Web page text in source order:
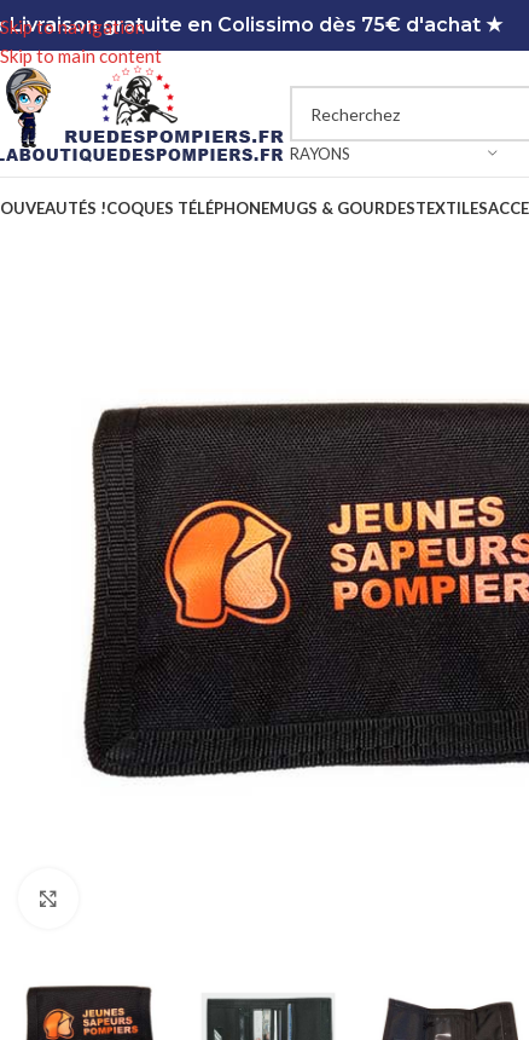
Skip to navigation
Skip to main content
Livraison gratuite en Colissimo dès 75€ d'achat ★
RAYONS
!COQUES TÉLÉPHONEMUGS & GOURDESTEXTILES